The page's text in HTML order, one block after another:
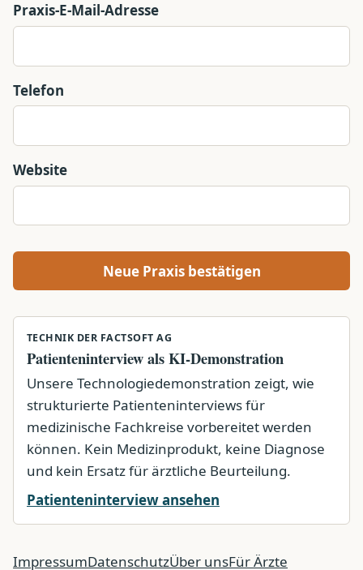
Praxis-E-Mail-Adresse
Telefon
Website
Neue Praxis bestätigen
TECHNIK DER FACTSOFT AG
Patienteninterview als KI-Demonstration
Unsere Technologiedemonstration zeigt, wie
strukturierte Patienteninterviews für
medizinische Fachkreise vorbereitet werden
können. Kein Medizinprodukt, keine Diagnose
und kein Ersatz für ärztliche Beurteilung.
Patienteninterview ansehen
ImpressumDatenschutzÜber unsFür Ärzte